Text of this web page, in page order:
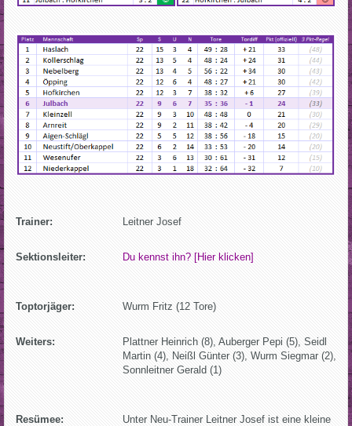
Trainer: Leitner Josef
Sektionsleiter: Du kennst ihn? [Hier klicken]
Toptorjäger: Wurm Fritz (12 Tore)
Weiters:
Plattner Heinrich (8), Auberger Pepi (5), Seidl
Martin (4), Neißl Günter (3), Wurm Siegmar (2),
Sonnleitner Gerald (1)
Resümee:
Unter Neu-Trainer Leitner Josef ist eine kleine